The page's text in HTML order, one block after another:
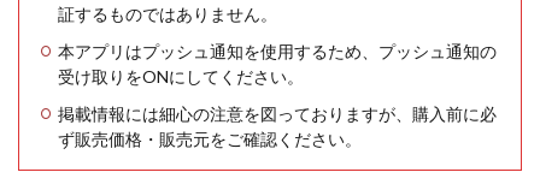
証するものではありません。
本アプリはプッシュ通知を使用するため、プッシュ通知の
受け取りをONにしてください。
掲載情報には細心の注意を図っておりますが、購入前に必
ず販売価格・販売元をご確認ください。